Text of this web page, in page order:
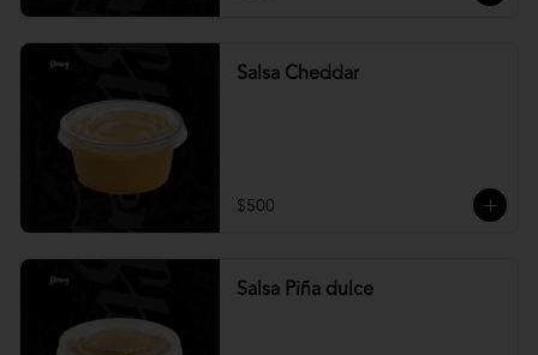
Salsa Cheddar
$500
Salsa Piña dulce